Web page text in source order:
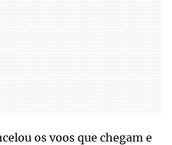
os voos que chegam e